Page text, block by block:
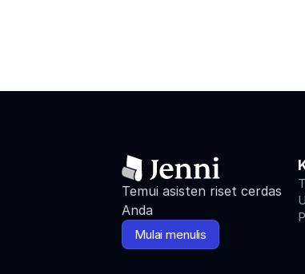
Temui asisten riset cerdas
Anda
Mulai menulis